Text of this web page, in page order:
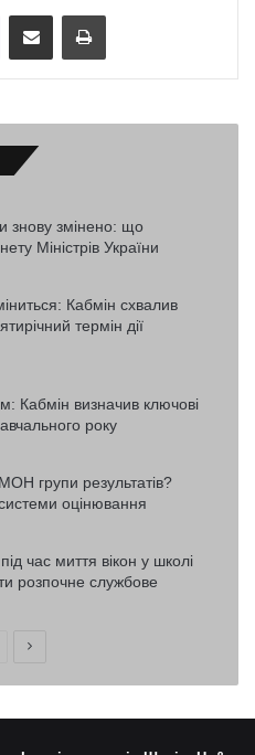
Viber Надіслати електронною поштоюНадрукувати
знову змінено: що
Міністрів України
Кабмін схвалив
термін дії
Кабмін визначив ключові
року
групи результатів?
оцінювання
час миття вікон у школі
розпочне службове
ПопередняНаступна